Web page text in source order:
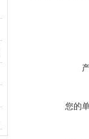
您的